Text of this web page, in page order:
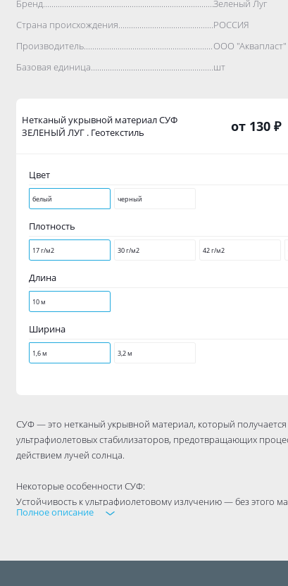
Бренд..................................................................................Зеленый Луг
Страна происхождения..................................................................................
РОССИЯ
Производитель..................................................................................
ООО "Аквапласт"
Базовая единица..................................................................................
шт
Нетканый укрывной материал СУФ
ЗЕЛЕНЫЙ ЛУГ . Геотекстиль
от 130 ₽
Цвет
белый черный
Плотность
17 г/м2 30 г/м2 42 г/м2
Длина
10 м
Ширина
1,6 м 3,2 м
СУФ — это нетканый укрывной материал, который
ультрафиолетовых стабилизаторов, предотвращающих
действием лучей солнца.
Некоторые особенности СУФ:
Устойчивость к ультрафиолетовому излучению — без этого
прочность.
Устойчивость к воздействию влаги — материал практически
Полное описание